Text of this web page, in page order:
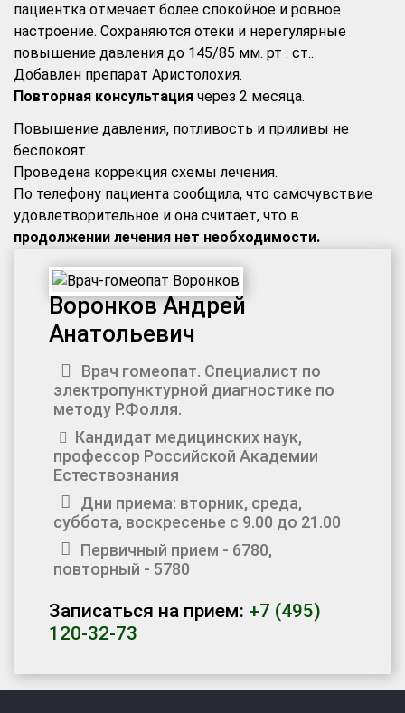
пациентка отмечает более спокойное и ровное
настроение. Сохраняются отеки и нерегулярные
повышение давления до 145/85 мм. рт . ст..
Добавлен препарат Аристолохия.
Повторная консультация через 2 месяца.
Повышение давления, потливость и приливы не
беспокоят.
Проведена коррекция схемы лечения.
По телефону пациента сообщила, что самочувствие
удовлетворительное и она считает, что в
продолжении лечения нет необходимости.
Воронков Андрей
Анатольевич
Врач гомеопат. Специалист по
электропунктурной диагностике по
методу Р.Фолля.
Кандидат медицинских наук,
профессор Российской Академии
Естествознания
Дни приема: вторник, среда,
суббота, воскресенье с 9.00 до 21.00
Первичный прием - 6780,
повторный - 5780
Записаться на прием: +7 (495)
120-32-73